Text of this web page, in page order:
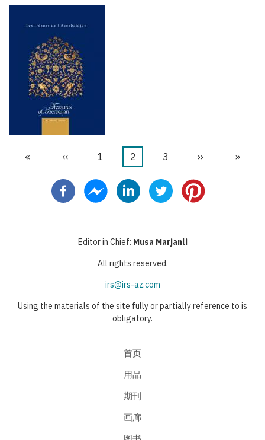
首
«
前
页
‹‹
页
1
当
页
2
页
3
下
页
››
末
»
Editor in Chief: Musa Marjanli
All rights reserved.
irs@irs-az.com
Using the materials of the site fully or partially reference to is
obligatory.
首页
用品
期刊
画廊